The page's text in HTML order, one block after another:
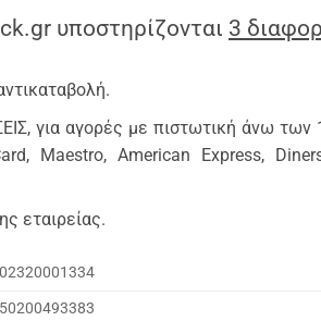
υποστηρίζονται 3
για αγορές με πιστωτική άνω
Maestro, American Express,
εταιρείας.